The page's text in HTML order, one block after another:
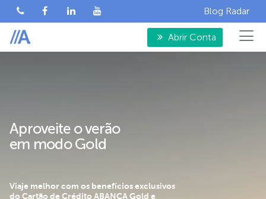
Blog Radar
Abrir Conta
Aproveite o verão
em modo Gold
Viaje melhor com os benefícios exclusivos
do Cartão de Crédito ABANCA Gold e